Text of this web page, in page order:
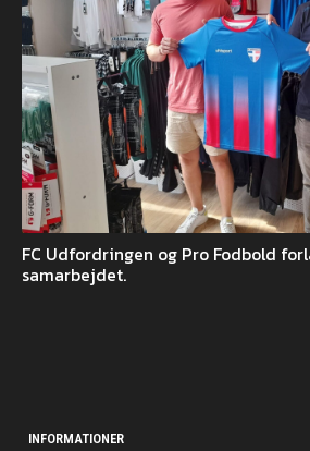
FC Udfordringen og Pro Fodbold
samarbejdet.
INFORMATIONER